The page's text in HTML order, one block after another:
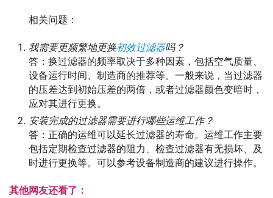
相关问题：
我需要更频繁地更换初效过滤器吗？
答：换过滤器的频率取决于多种因素，包括空气质量、
设备运行时间、制造商的推荐等。一般来说，当过滤器
的压差达到初始压差的两倍，或者过滤器颜色变暗时，
应对其进行更换。
安装完成的过滤器需要进行哪些运维工作？
答：正确的运维可以延长过滤器的寿命。运维工作主要
包括定期检查过滤器的阻力、检查过滤器有无损坏、及
时进行更换等。可以参考设备制造商的建议进行操作。
其他网友还看了：